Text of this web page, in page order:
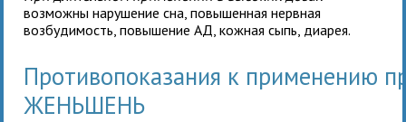
возможны нарушение сна, повышенная нервная
возбудимость, повышение АД, кожная сыпь, диарея.
Противопоказания к применению
ЖЕНЬШЕНЬ